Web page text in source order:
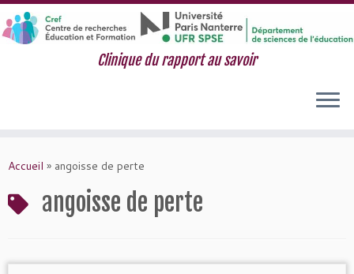
au
Clinique du rapport au savoir
Accueil » angoisse de perte
angoisse de perte